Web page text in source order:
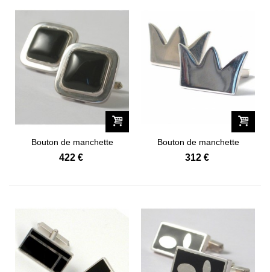
Bouton de manchette
Néo...
422 €
Bouton de manchette
Templiers...
312 €